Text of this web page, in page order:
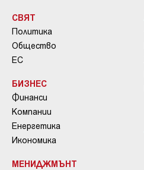
СВЯТ
Политика
Общество
ЕС
БИЗНЕС
Финанси
Компании
Енергетика
Икономика
МЕНИДЖМЪНТ